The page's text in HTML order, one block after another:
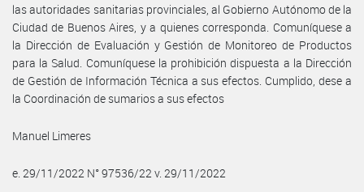
las autoridades sanitarias provinciales, al Gobierno Autónomo de la
Ciudad de Buenos Aires, y a quienes corresponda. Comuníquese a
la Dirección de Evaluación y Gestión de Monitoreo de Productos
para la Salud. Comuníquese la prohibición dispuesta a la Dirección
de Gestión de Información Técnica a sus efectos. Cumplido, dese a
la Coordinación de sumarios a sus efectos
Manuel Limeres
e. 29/11/2022 N° 97536/22 v. 29/11/2022